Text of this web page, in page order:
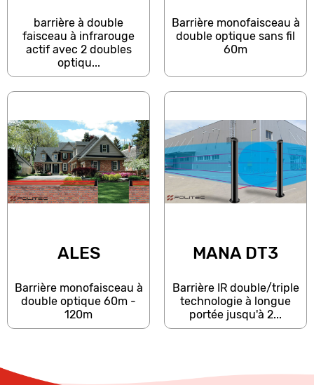
barrière à double
faisceau à infrarouge
actif avec 2 doubles
optiqu...
Barrière monofaisceau à
double optique sans fil
60m
ALES
Barrière monofaisceau à
double optique 60m -
120m
MANA DT3
Barrière IR double/triple
technologie à longue
portée jusqu'à 2...